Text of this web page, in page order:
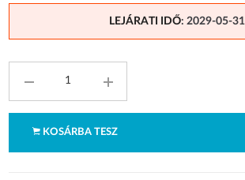
LEJÁRATI IDŐ: 2029-05-31
KOSÁRBA TESZ